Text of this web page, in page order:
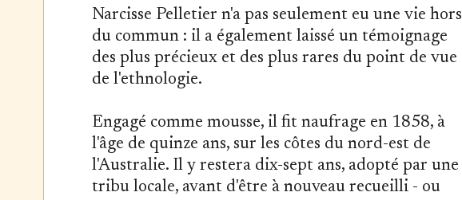
Narcisse Pelletier n'a pas seulement eu une vie hors
du commun : il a également laissé un témoignage
des plus précieux et des plus rares du point de vue
de l'ethnologie.
Engagé comme mousse, il fit naufrage en 1858, à
l'âge de quinze ans, sur les côtes du nord-est de
l'Australie. Il y restera dix-sept ans, adopté par une
tribu locale, avant d'être à nouveau recueilli - ou